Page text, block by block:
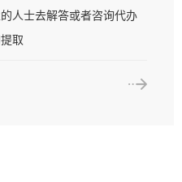
人士去解答或者咨询代办
取